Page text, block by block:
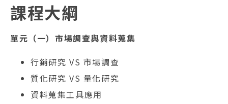
課程大綱
單元（一）市場調查與資料蒐集
行銷研究 VS 市場調查
質化研究 VS 量化研究
資料蒐集工具應用